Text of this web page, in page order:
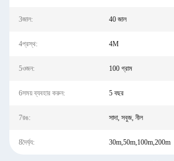
3জাল: 40 জাল
4প্রস্থ: 4M
5ওজন: 100 গ্রাম
6সময় ব্যবহার করুন: 5 বছর
7রঙ: সাদা, সবুজ, নীল
8দৈর্ঘ্য: 30m,50m,100m,200m